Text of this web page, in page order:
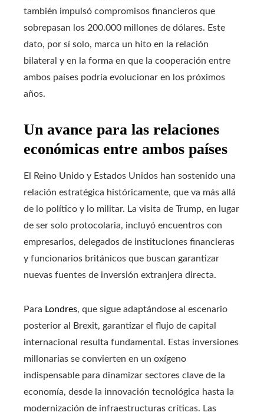
también impulsó compromisos financieros que
sobrepasan los 200.000 millones de dólares. Este
dato, por sí solo, marca un hito en la relación
bilateral y en la forma en que la cooperación entre
ambos países podría evolucionar en los próximos
años.
Un avance para las relaciones
económicas entre ambos países
El Reino Unido y Estados Unidos han sostenido una
relación estratégica históricamente, que va más allá
de lo político y lo militar. La visita de Trump, en lugar
de ser solo protocolaria, incluyó encuentros con
empresarios, delegados de instituciones financieras
y funcionarios británicos que buscan garantizar
nuevas fuentes de inversión extranjera directa.
Para Londres, que sigue adaptándose al escenario
posterior al Brexit, garantizar el flujo de capital
internacional resulta fundamental. Estas inversiones
millonarias se convierten en un oxígeno
indispensable para dinamizar sectores clave de la
economía, desde la innovación tecnológica hasta la
modernización de infraestructuras críticas. Las